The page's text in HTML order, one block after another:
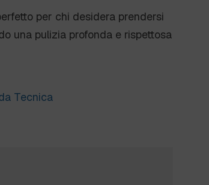
per chi desidera prendersi
una pulizia profonda e rispettosa
Tecnica